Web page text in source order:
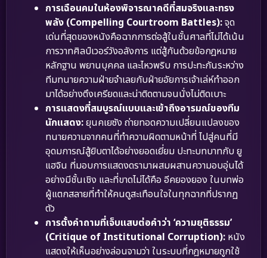
การเฉือนคมในห้องพิจารณาคดีที่สมจริงและทรง
พลัง (Compelling Courtroom Battles):จุด
เด่นที่สุดของหนังคือฉากการต่อสู้ในชั้นศาลที่ไม่ได้เน้น
การวาทศิลป์เวอร์วังอลังการ แต่สู้กันด้วยข้อกฎหมาย
หลักฐาน พยานบุคคล และไหวพริบ การปะทะกันระหว่าง
ทีมทนายความฝ่ายจำเลยกับฝ่ายอัยการเจ้าเล่ห์ทำออก
มาได้อย่างตึงเครียดและน่าติดตามจนนั่งไม่ติดเบาะ
การแสดงที่สมบูรณ์แบบและเข้าถึงอารมณ์ของทีม
นักแสดง:ยุนคเยซัง ถ่ายทอดความเปลี่ยนแปลงของ
ทนายความจากคนที่ทำความผิดตามหน้าที่ ไปสู่คนที่มี
อุดมการณ์สู้ยิบตาได้อย่างยอดเยี่ยม ปะทะบทบาทกับ ยู
แฮจิน ที่มอบการแสดงดรามาผสมผสานความอบอุ่นได้
อย่างมีชั้นเชิง และที่ขาดไม่ได้คือ อีคยองยอง ในบทพ่อ
ผู้แตกสลายที่ทำให้คนดูสะเทือนใจในทุกฉากที่ปรากฏ
ตัว
การตั้งคำถามที่เจ็บแสบต่อคำว่า ‘ความยุติธรรม’
(Critique of Institutional Corruption): หนัง
แสดงให้เห็นอย่างล่อนจามว่า ในระบบที่กฎหมายถูกใช้